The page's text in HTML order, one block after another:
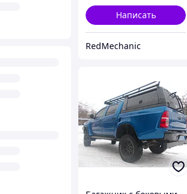
Написать
RedMechanic